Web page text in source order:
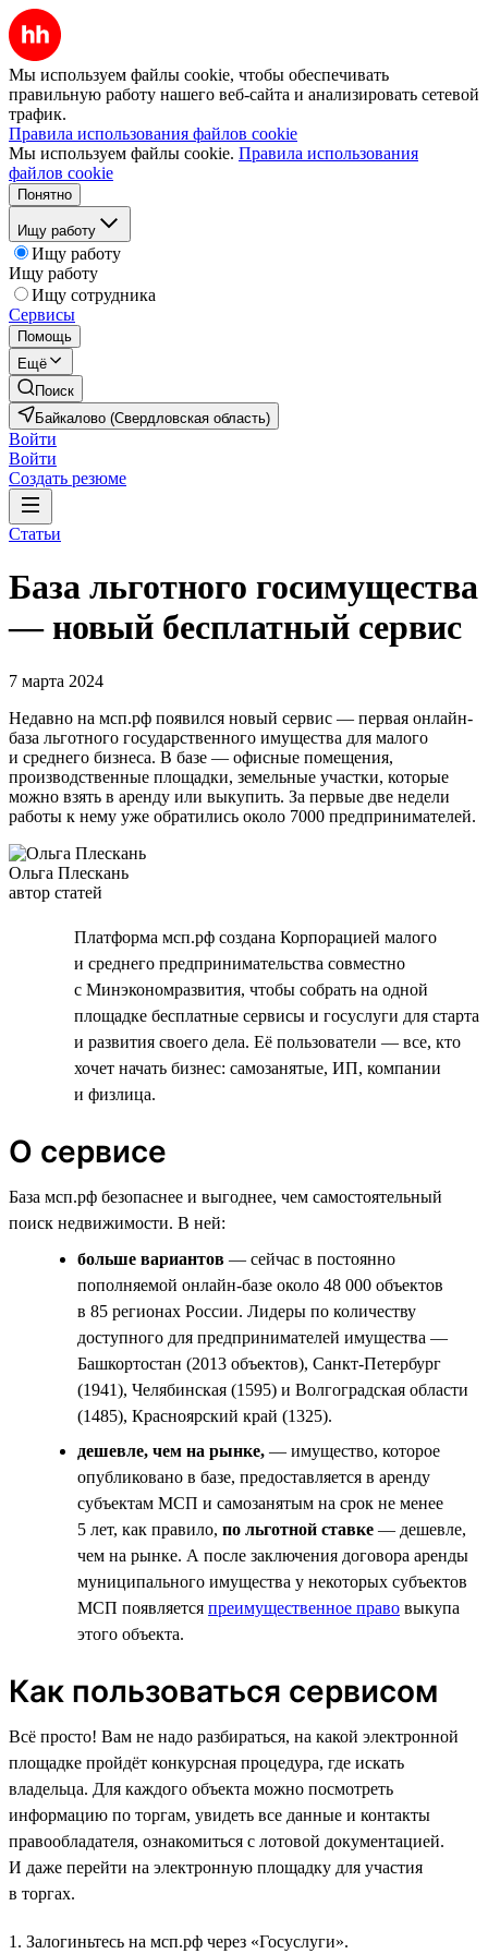
Мы используем файлы cookie, чтобы обеспечивать
правильную работу нашего веб-сайта и анализировать сетевой
трафик.
Правила использования файлов cookie
Мы используем файлы cookie. Правила использования
файлов cookie
Понятно
Ищу работу
Ищу работу
Ищу работу
Ищу сотрудника
Сервисы
Помощь
Ещё
Поиск
Байкалово (Свердловская область)
Войти
Войти
Создать резюме
Статьи
База льготного госимущества
— новый бесплатный сервис
7 марта 2024
Недавно на мсп.рф появился новый сервис — первая онлайн-
база льготного государственного имущества для малого
и среднего бизнеса. В базе — офисные помещения,
производственные площадки, земельные участки, которые
можно взять в аренду или выкупить. За первые две недели
работы к нему уже обратились около 7000 предпринимателей.
Ольга Плескань
автор статей
Платформа мсп.рф создана Корпорацией малого
и среднего предпринимательства совместно
с Минэкономразвития, чтобы собрать на одной
площадке бесплатные сервисы и госуслуги для старта
и развития своего дела. Её пользователи — все, кто
хочет начать бизнес: самозанятые, ИП, компании
и физлица.
О сервисе
База мсп.рф безопаснее и выгоднее, чем самостоятельный
поиск недвижимости. В ней:
больше вариантов — сейчас в постоянно
пополняемой онлайн-базе около 48 000 объектов
в 85 регионах России. Лидеры по количеству
доступного для предпринимателей имущества —
Башкортостан (2013 объектов), Санкт-Петербург
(1941), Челябинская (1595) и Волгоградская области
(1485), Красноярский край (1325).
дешевле, чем на рынке, — имущество, которое
опубликовано в базе, предоставляется в аренду
субъектам МСП и самозанятым на срок не менее
5 лет, как правило, по льготной ставке — дешевле,
чем на рынке. А после заключения договора аренды
муниципального имущества у некоторых субъектов
МСП появляется преимущественное право выкупа
этого объекта.
Как пользоваться сервисом
Всё просто! Вам не надо разбираться, на какой электронной
площадке пройдёт конкурсная процедура, где искать
владельца. Для каждого объекта можно посмотреть
информацию по торгам, увидеть все данные и контакты
правообладателя, ознакомиться с лотовой документацией.
И даже перейти на электронную площадку для участия
в торгах.
1. Залогиньтесь на мсп.рф через «Госуслуги».